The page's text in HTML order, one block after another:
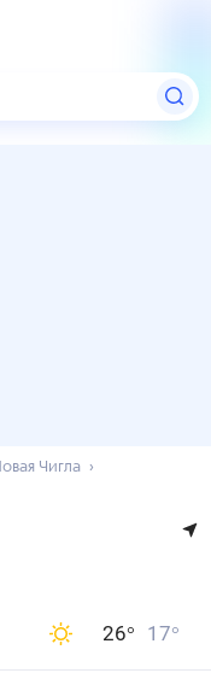
Чигла
26° 17°